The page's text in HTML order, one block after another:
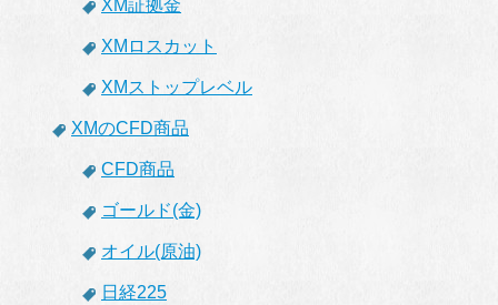
XM証拠金
XMロスカット
XMストップレベル
XMのCFD商品
CFD商品
ゴールド(金)
オイル(原油)
日経225